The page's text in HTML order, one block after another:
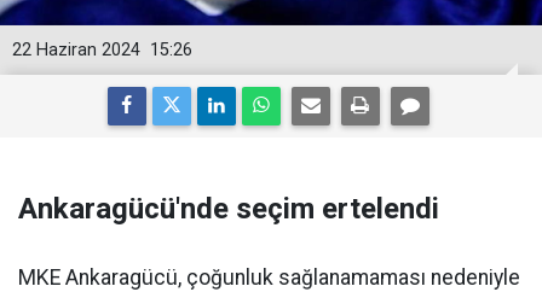
15:26
22 Haziran 2024
Ankaragücü'nde seçim ertelendi
MKE Ankaragücü, çoğunluk sağlanamaması nedeniyle